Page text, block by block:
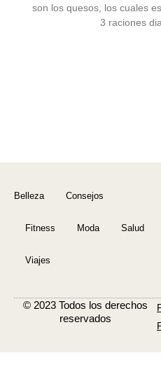
son los quesos, los cuales
3 raciones
Belleza Consejos
Fitness Moda Salud
Viajes
© 2023 Todos los derechos
reservados